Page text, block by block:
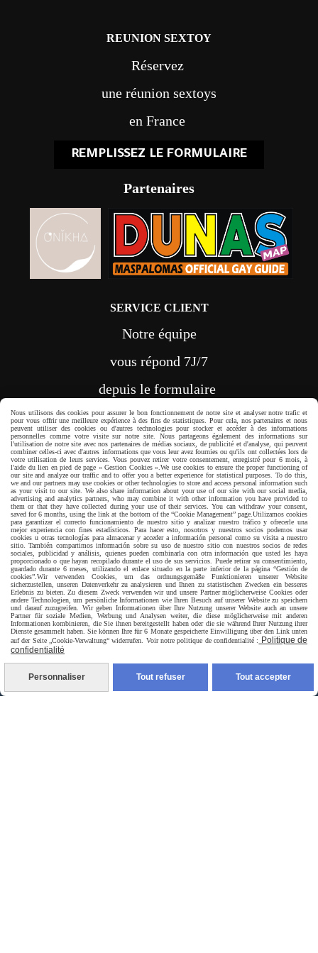
REUNION SEXTOY
Réservez
une réunion sextoys
en France
REMPLISSEZ LE FORMULAIRE
Partenaires
SERVICE CLIENT
Notre équipe
vous répond 7J/7
depuis le formulaire
CONTACT
Paiement sécurisé
Nous utilisons des cookies pour assurer le bon fonctionnement de notre site et analyser notre trafic et
pour vous offrir une meilleure expérience à des fins de statistiques. Pour cela, nos partenaires et nous
peuvent utiliser des cookies ou d'autres technologies pour stocker et accéder à des informations
personnelles comme votre visite sur notre site. Nous partageons également des informations sur
l'utilisation de notre site avec nos partenaires de médias sociaux, de publicité et d'analyse, qui peuvent
combiner celles-ci avec d'autres informations que vous leur avez fournies ou qu'ils ont collectées lors de
votre utilisation de leurs services. Vous pouvez retirer votre consentement, enregistré pour 6 mois, à
l'aide du lien en pied de page « Gestion Cookies ». We use cookies to ensure the proper functioning of
our site and analyze our traffic and to offer you a better experience for statistical purposes. To do this,
we and our partners may use cookies or other technologies to store and access personal information such
as your visit to our site. We also share information about your use of our site with our social media,
advertising and analytics partners, who may combine it with other information you have provided to
them or that they have collected during your use of their services. You can withdraw your consent,
saved for 6 months, using the link at the bottom of the “Cookie Management” page. Utilizamos cookies
para garantizar el correcto funcionamiento de nuestro sitio y analizar nuestro tráfico y ofrecerle una
mejor experiencia con fines estadísticos. Para hacer esto, nosotros y nuestros socios podemos usar
cookies u otras tecnologías para almacenar y acceder a información personal como su visita a nuestro
sitio. También compartimos información sobre su uso de nuestro sitio con nuestros socios de redes
sociales, publicidad y análisis, quienes pueden combinarla con otra información que usted les haya
proporcionado o que hayan recopilado durante el uso de sus servicios. Puede retirar su consentimiento,
guardado durante 6 meses, utilizando el enlace situado en la parte inferior de la página “Gestión de
cookies”. Wir verwenden Cookies, um das ordnungsgemäße Funktionieren unserer Website
sicherzustellen, unseren Datenverkehr zu analysieren und Ihnen zu statistischen Zwecken ein besseres
Erlebnis zu bieten. Zu diesem Zweck verwenden wir und unsere Partner möglicherweise Cookies oder
andere Technologien, um persönliche Informationen wie Ihren Besuch auf unserer Website zu speichern
und darauf zuzugreifen. Wir geben Informationen über Ihre Nutzung unserer Website auch an unsere
Partner für soziale Medien, Werbung und Analysen weiter, die diese möglicherweise mit anderen
Informationen kombinieren, die Sie ihnen bereitgestellt haben oder die sie während Ihrer Nutzung ihrer
Dienste gesammelt haben. Sie können Ihre für 6 Monate gespeicherte Einwilligung über den Link unten
auf der Seite „Cookie-Verwaltung“ widerrufen. Voir notre politique de confidentialité :
Politique de
confidentialité
Personnaliser Tout refuser Tout accepter